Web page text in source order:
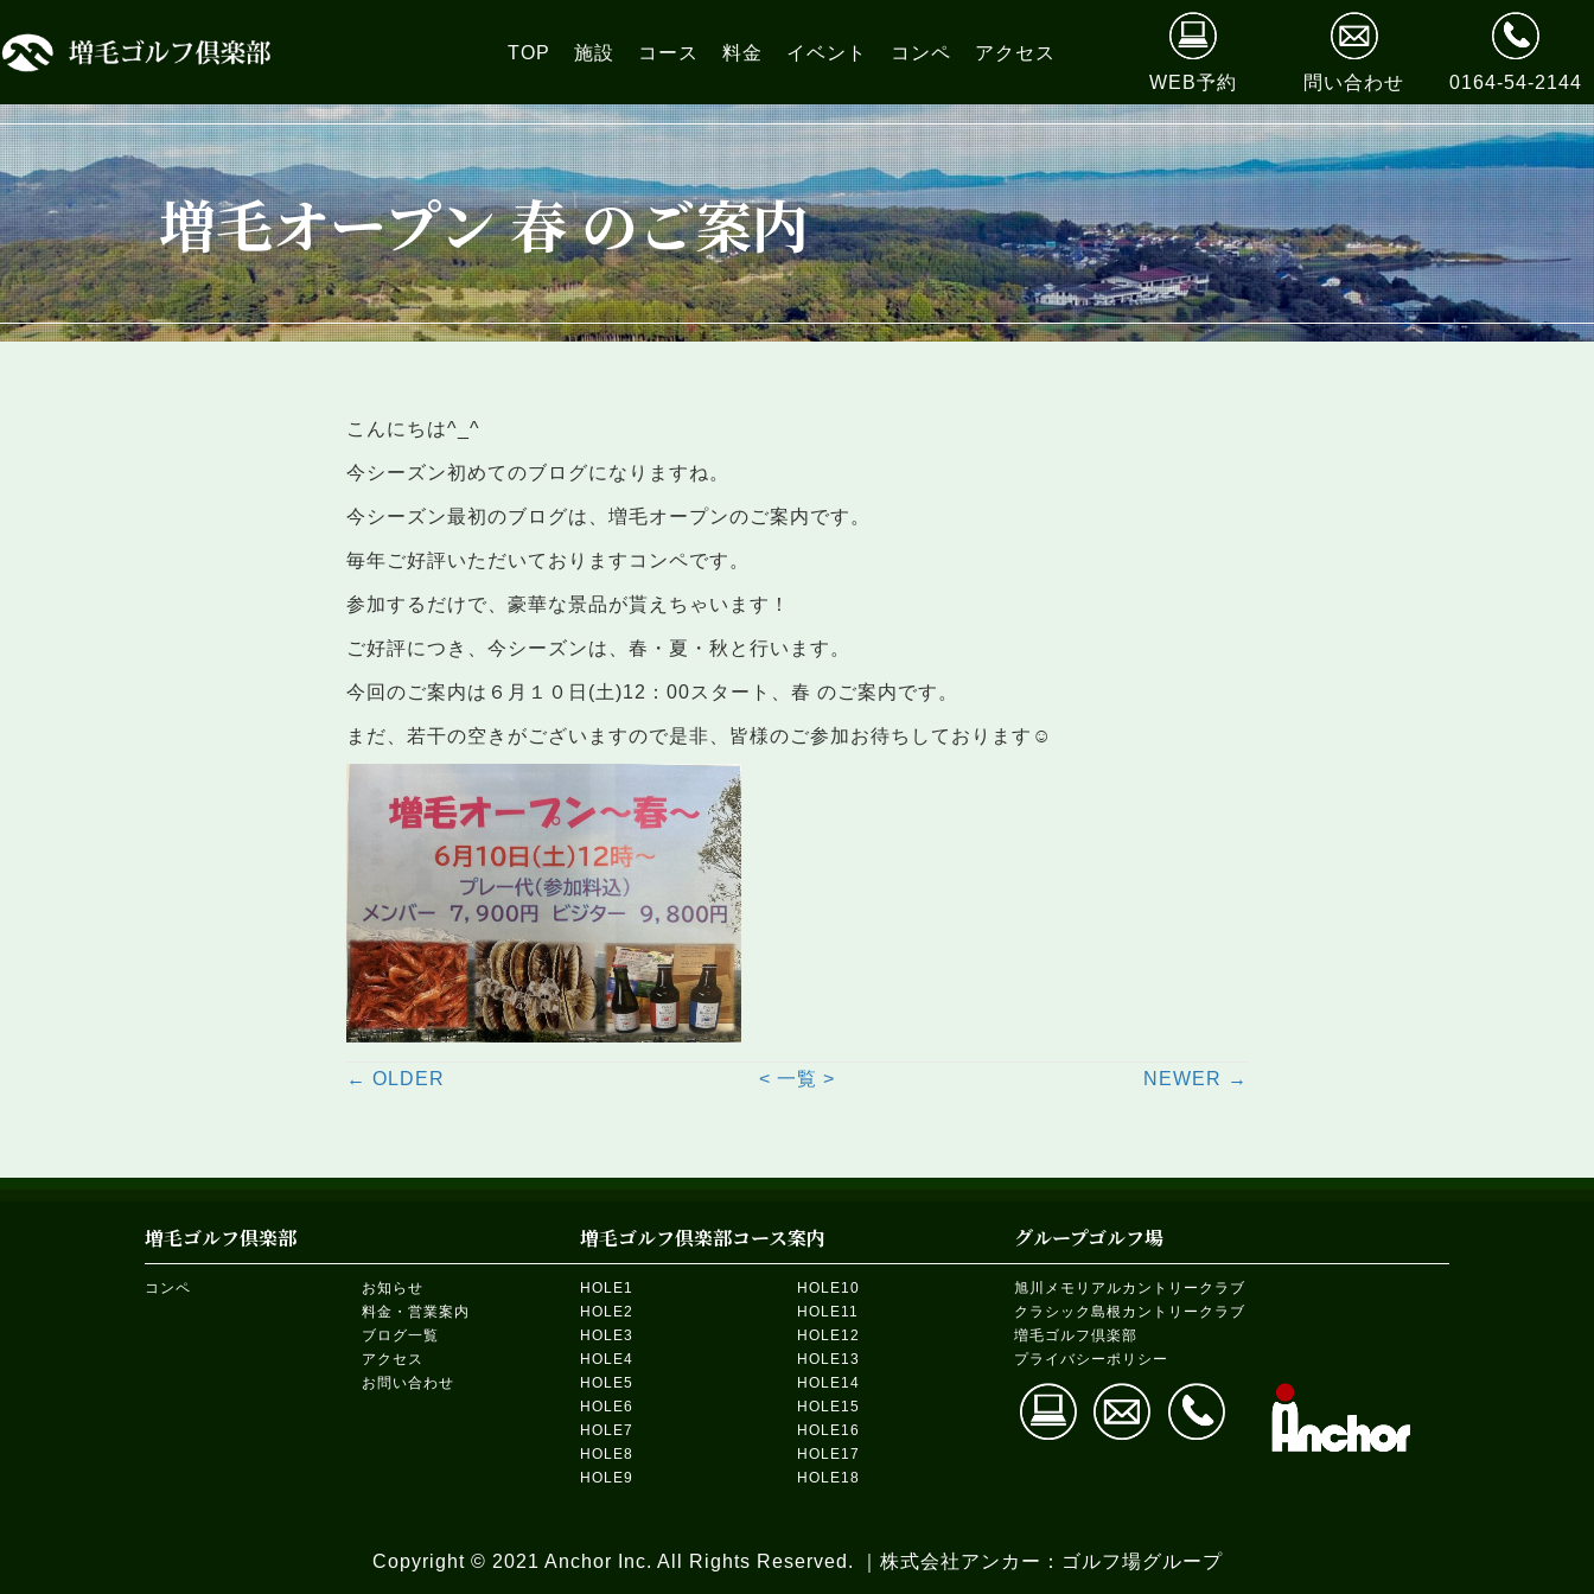
TOP 施設 コース 料金 イベント コンペ
アクセス
WEB予約
問い合わせ 0164-54-2144
増毛オープン 春 のご案内
こんにちは^_^
今シーズン初めてのブログになりますね。
今シーズン最初のブログは、増毛オープンのご案内です。
毎年ご好評いただいておりますコンペです。
参加するだけで、豪華な景品が貰えちゃいます！
ご好評につき、今シーズンは、春・夏・秋と行います。
今回のご案内は６月１０日(土)12：00スタート、春 のご案内です。
まだ、若干の空きがございますので是非、皆様のご参加お待ちしております☺
Posts
navigation
← OLDER < 一覧 >
navigation
NEWER →
増毛ゴルフ倶楽部
コンペ
お知らせ
料金・営業案内
ブログ一覧
アクセス
お問い合わせ
増毛ゴルフ倶楽部コース案内
HOLE1
HOLE2
HOLE3
HOLE4
HOLE5
HOLE6
HOLE7
HOLE8
HOLE9
HOLE10
HOLE11
HOLE12
HOLE13
HOLE14
HOLE15
HOLE16
HOLE17
HOLE18
グループゴルフ場
旭川メモリアルカントリークラブ
クラシック島根カントリークラブ
増毛ゴルフ倶楽部
プライバシーポリシー
Copyright © 2021 Anchor Inc. All Rights Reserved. ｜株式会社アンカー：ゴルフ場グループ